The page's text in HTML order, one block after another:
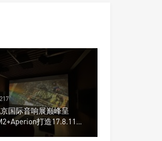
国际音响展巅峰呈
打造17.8.11声